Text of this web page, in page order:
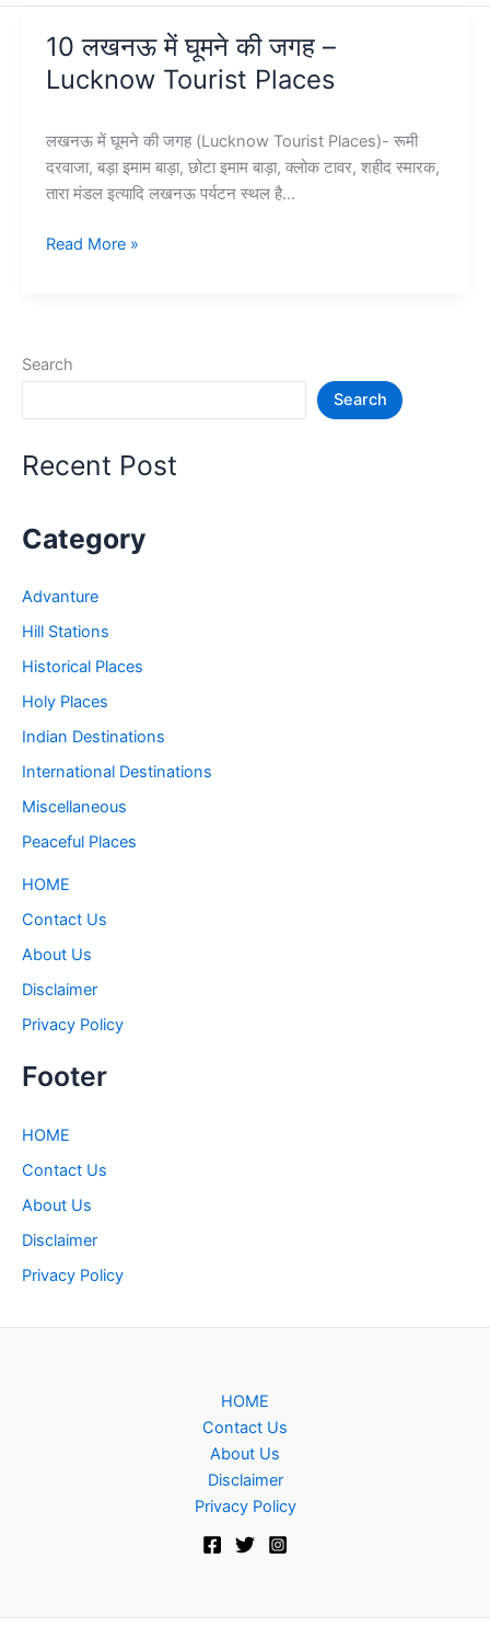
10 लखनऊ में घूमने की जगह –
Lucknow Tourist Places
लखनऊ में घूमने की जगह (Lucknow Tourist Places)- रूमी
दरवाजा, बड़ा इमाम बाड़ा, छोटा इमाम बाड़ा, क्लोक टावर, शहीद स्मारक,
तारा मंडल इत्यादि लखनऊ पर्यटन स्थल है…
10
जगह
Places
Read More »
Search
Search
Recent Post
Category
Advanture
Hill Stations
Historical Places
Holy Places
Indian Destinations
International Destinations
Miscellaneous
Peaceful Places
HOME
Contact Us
About Us
Disclaimer
Privacy Policy
Footer
HOME
Contact Us
About Us
Disclaimer
Privacy Policy
HOME
Contact Us
About Us
Disclaimer
Privacy Policy